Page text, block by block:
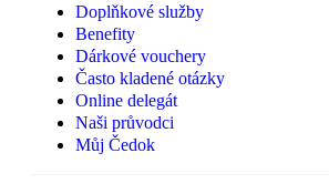
Doplňkové služby
Benefity
Dárkové vouchery
Často kladené otázky
Online delegát
Naši průvodci
Můj Čedok